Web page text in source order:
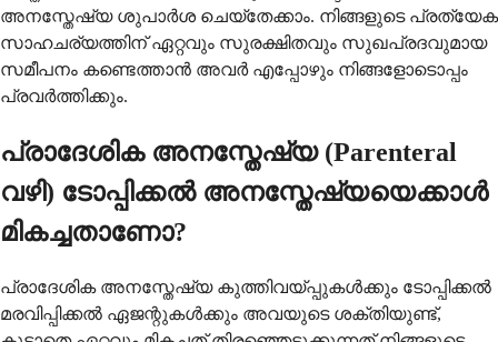
അനസ്തേഷ്യ ശുപാർശ ചെയ്തേക്കാം. നിങ്ങളുടെ പ്രത്യേക
സാഹചര്യത്തിന് ഏറ്റവും സുരക്ഷിതവും സുഖപ്രദവുമായ
സമീപനം കണ്ടെത്താൻ അവർ എപ്പോഴും നിങ്ങളോടൊപ്പം
പ്രവർത്തിക്കും.
പ്രാദേശിക അനസ്തേഷ്യ (Parenteral
വഴി) ടോപ്പിക്കൽ അനസ്തേഷ്യയെക്കാൾ
മികച്ചതാണോ?
പ്രാദേശിക അനസ്തേഷ്യ കുത്തിവയ്പ്പുകൾക്കും ടോപ്പിക്കൽ
മരവിപ്പിക്കൽ ഏജന്റുകൾക്കും അവയുടെ ശക്തിയുണ്ട്,